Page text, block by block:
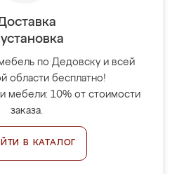
по Дедовску и всей
области бесплатно!
мебели: 10% от стоимости
заказа.
В КАТАЛОГ